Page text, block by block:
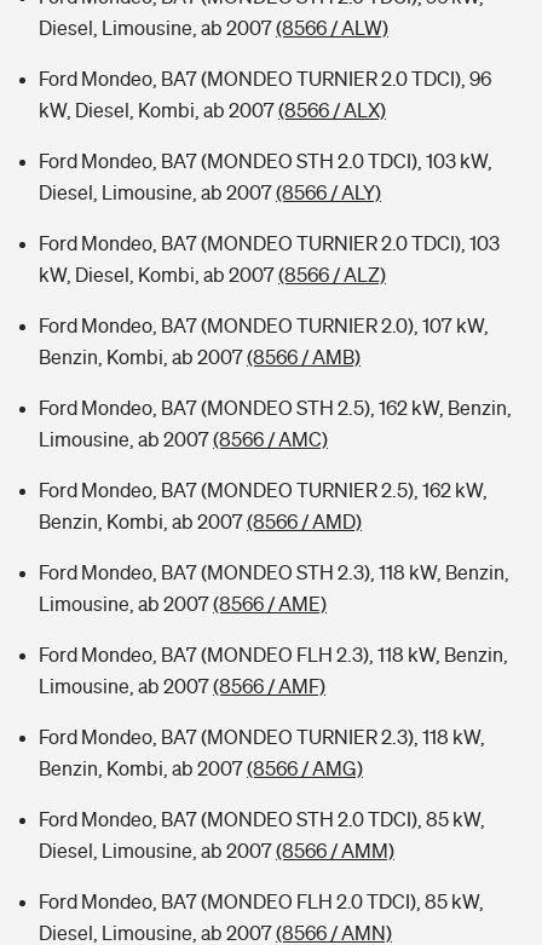
Diesel, Limousine, ab 2007(8566 / ALW)
Ford Mondeo, BA7 (MONDEO TURNIER 2.0 TDCI), 96
kW, Diesel, Kombi, ab 2007(8566 / ALX)
Ford Mondeo, BA7 (MONDEO STH 2.0 TDCI), 103 kW,
Diesel, Limousine, ab 2007(8566 / ALY)
Ford Mondeo, BA7 (MONDEO TURNIER 2.0 TDCI), 103
kW, Diesel, Kombi, ab 2007(8566 / ALZ)
Ford Mondeo, BA7 (MONDEO TURNIER 2.0), 107 kW,
Benzin, Kombi, ab 2007(8566 / AMB)
Ford Mondeo, BA7 (MONDEO STH 2.5), 162 kW, Benzin,
Limousine, ab 2007(8566 / AMC)
Ford Mondeo, BA7 (MONDEO TURNIER 2.5), 162 kW,
Benzin, Kombi, ab 2007(8566 / AMD)
Ford Mondeo, BA7 (MONDEO STH 2.3), 118 kW, Benzin,
Limousine, ab 2007(8566 / AME)
Ford Mondeo, BA7 (MONDEO FLH 2.3), 118 kW, Benzin,
Limousine, ab 2007(8566 / AMF)
Ford Mondeo, BA7 (MONDEO TURNIER 2.3), 118 kW,
Benzin, Kombi, ab 2007(8566 / AMG)
Ford Mondeo, BA7 (MONDEO STH 2.0 TDCI), 85 kW,
Diesel, Limousine, ab 2007(8566 / AMM)
Ford Mondeo, BA7 (MONDEO FLH 2.0 TDCI), 85 kW,
Diesel, Limousine, ab 2007(8566 / AMN)